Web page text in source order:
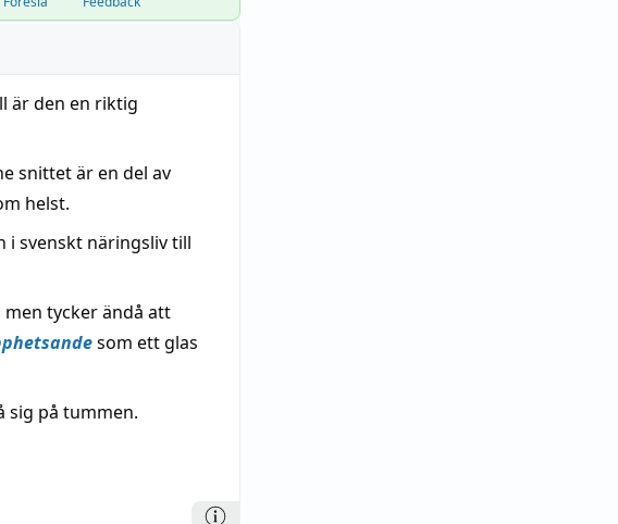
är den en riktig
snittet är en del av
helst.
i svenskt näringsliv till
tycker ändå att
som ett glas
sig på tummen.